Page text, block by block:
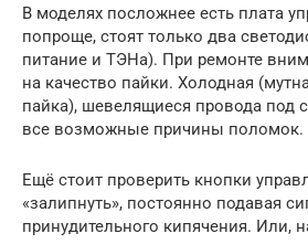
В моделях посложнее есть плата
попроще, стоят только два
питание и ТЭНа). При ремонте
на качество пайки. Холодная
пайка), шевелящиеся провода под
все возможные причины поломок.
Ещё стоит проверить кнопки
«залипнуть», постоянно подавая
принудительного кипячения. Или,